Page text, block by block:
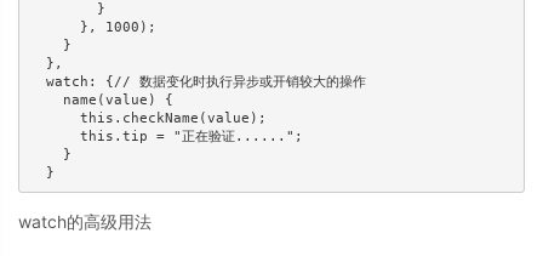
        }
      }, 1000);
    }
  },
  watch: {// 数据变化时执行异步或开销较大的操作
    name(value) {
      this.checkName(value);
      this.tip = "正在验证......";
    }
  }
watch的高级用法